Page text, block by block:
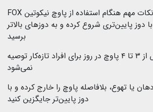
نکات مهم هنگام استفاده از پاوچ نیکوتین FOX
دوز پایین‌تری شروع کرده و به دوزهای بالاتر
برسید
مصرف بیش از ۳ تا ۴ پاوچ در روز برای افراد تازه‌کار توصیه
نمی‌شود
یا تهوع، بلافاصله پاوچ را خارج کرده و با
دوز پایین‌تر جایگزین کنید